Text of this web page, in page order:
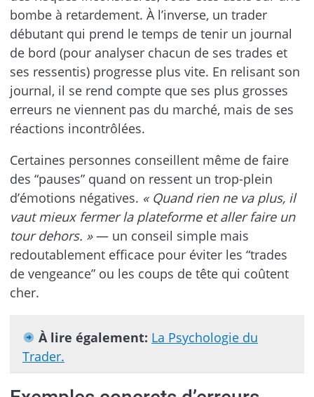
bombe à retardement. À l’inverse, un trader
débutant qui prend le temps de tenir un journal
de bord (pour analyser chacun de ses trades et
ses ressentis) progresse plus vite. En relisant son
journal, il se rend compte que ses plus grosses
erreurs ne viennent pas du marché, mais de ses
réactions incontrôlées.
Certaines personnes conseillent même de faire
des “pauses” quand on ressent un trop-plein
d’émotions négatives. « Quand rien ne va plus, il
vaut mieux fermer la plateforme et aller faire un
tour dehors. »— un conseil simple mais
redoutablement efficace pour éviter les “trades
de vengeance” ou les coups de tête qui coûtent
cher.
À lire également: La Psychologie du
Trader.